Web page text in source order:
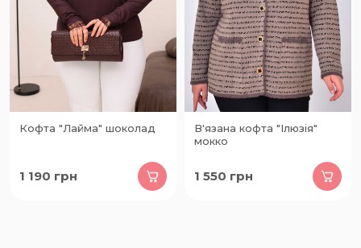
Кофта "Лайма" шоколад
1 190 грн
В'язана кофта "Ілюзія"
мокко
1 550 грн